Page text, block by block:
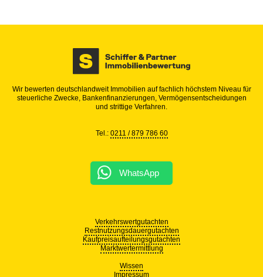
Wir bewerten deutschlandweit Immobilien auf fachlich höchstem Niveau für
steuerliche Zwecke, Bankenfinanzierungen, Vermögensentscheidungen
und strittige Verfahren.
Tel.: 0211 / 879 786 60
WhatsApp
Verkehrswertgutachten
Restnutzungsdauergutachten
Kaufpreisaufteilungsgutachten
Marktwertermittlung
Wissen
Impressum